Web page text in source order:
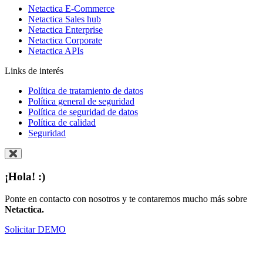
Netactica E-Commerce
Netactica Sales hub
Netactica Enterprise
Netactica Corporate
Netactica APIs
Links de interés
Política de tratamiento de datos
Política general de seguridad
Política de seguridad de datos
Política de calidad
Seguridad
¡Hola! :)
Ponte en contacto con nosotros y te contaremos mucho más sobre
Netactica.
Solicitar DEMO